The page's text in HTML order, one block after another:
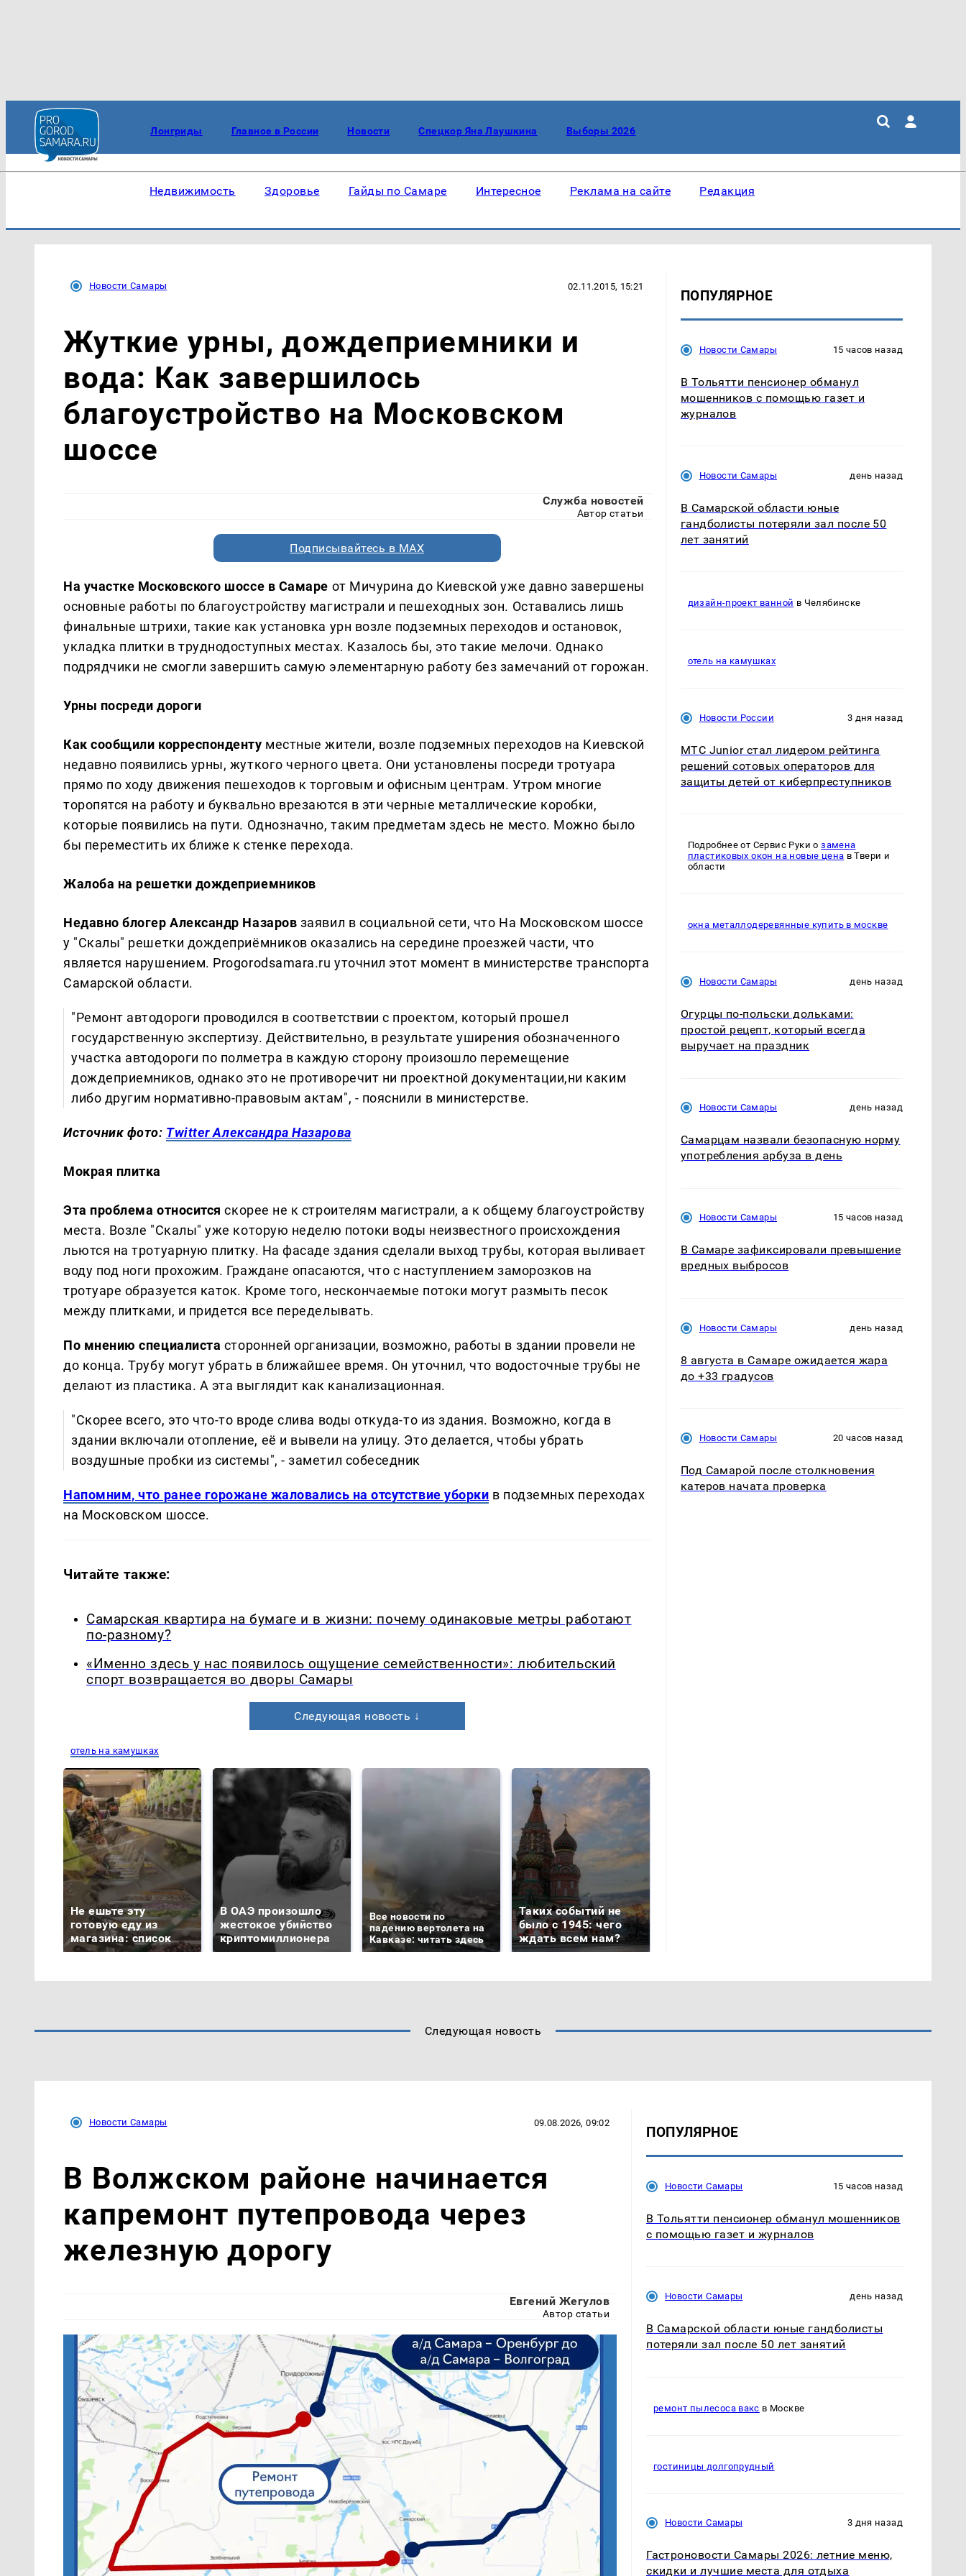
Лонгриды Главное в России Новости Спецкор Яна Лаушкина Выборы 2026
Недвижимость Здоровье Гайды по Самаре Интересное Реклама на сайте Редакция
Новости Самары 02.11.2015, 15:21
Жуткие урны, дождеприемники и
вода: Как завершилось
благоустройство на Московском
шоссе
Служба новостей
Автор статьи
Подписывайтесь в MAX
На участке Московского шоссе в Самаре от Мичурина до Киевской уже давно завершены
основные работы по благоустройству магистрали и пешеходных зон. Оставались лишь
финальные штрихи, такие как установка урн возле подземных переходов и остановок,
укладка плитки в труднодоступных местах. Казалось бы, это такие мелочи. Однако
подрядчики не смогли завершить самую элементарную работу без замечаний от горожан.
Урны посреди дороги
Как сообщили корреспонденту местные жители, возле подземных переходов на Киевской
недавно появились урны, жуткого черного цвета. Они установлены посреди тротуара
прямо по ходу движения пешеходов к торговым и офисным центрам. Утром многие
торопятся на работу и буквально врезаются в эти черные металлические коробки,
которые появились на пути. Однозначно, таким предметам здесь не место. Можно было
бы переместить их ближе к стенке перехода.
Жалоба на решетки дождеприемников
Недавно блогер Александр Назаров заявил в социальной сети, что На Московском шоссе
у "Скалы" решетки дождеприёмников оказались на середине проезжей части, что
является нарушением. Progorodsamara.ru уточнил этот момент в министерстве транспорта
Самарской области.
"Ремонт автодороги проводился в соответствии с проектом, который прошел
государственную экспертизу. Действительно, в результате уширения обозначенного
участка автодороги по полметра в каждую сторону произошло перемещение
дождеприемников, однако это не противоречит ни проектной документации,ни каким
либо другим нормативно-правовым актам", - пояснили в министерстве.
Источник фото: Twitter Александра Назарова
Мокрая плитка
Эта проблема относится скорее не к строителям магистрали, а к общему благоустройству
места. Возле "Скалы" уже которую неделю потоки воды неизвестного происхождения
льются на тротуарную плитку. На фасаде здания сделали выход трубы, которая выливает
воду под ноги прохожим. Граждане опасаются, что с наступлением заморозков на
тротуаре образуется каток. Кроме того, нескончаемые потоки могут размыть песок
между плитками, и придется все переделывать.
По мнению специалиста сторонней организации, возможно, работы в здании провели не
до конца. Трубу могут убрать в ближайшее время. Он уточнил, что водосточные трубы не
делают из пластика. А эта выглядит как канализационная.
"Скорее всего, это что-то вроде слива воды откуда-то из здания. Возможно, когда в
здании включали отопление, её и вывели на улицу. Это делается, чтобы убрать
воздушные пробки из системы", - заметил собеседник
Напомним, что ранее горожане жаловались на отсутствие уборки в подземных переходах
на Московском шоссе.
Читайте также:
Самарская квартира на бумаге и в жизни: почему одинаковые метры работают
по-разному?
«Именно здесь у нас появилось ощущение семейственности»: любительский
спорт возвращается во дворы Самары
Следующая новость ↓
отель на камушках
Не ешьте эту
готовую еду из
магазина: список
В ОАЭ произошло
жестокое убийство
криптомиллионера
Все новости по
падению вертолета на
Кавказе: читать здесь
Таких событий не
было с 1945: чего
ждать всем нам?
ПОПУЛЯРНОЕ
Новости Самары 15 часов назад
В Тольятти пенсионер обманул
мошенников с помощью газет и
журналов
Новости Самары день назад
В Самарской области юные
гандболисты потеряли зал после 50
лет занятий
дизайн-проект ванной в Челябинске
отель на камушках
Новости России 3 дня назад
МТС Junior стал лидером рейтинга
решений сотовых операторов для
защиты детей от киберпреступников
Подробнее от Сервис Руки озамена
пластиковых окон на новые цена в Твери и
области
окна металлодеревянные купить в москве
Новости Самары день назад
Огурцы по‑польски дольками:
простой рецепт, который всегда
выручает на праздник
Новости Самары день назад
Самарцам назвали безопасную норму
употребления арбуза в день
Новости Самары 15 часов назад
В Самаре зафиксировали превышение
вредных выбросов
Новости Самары день назад
8 августа в Самаре ожидается жара
до +33 градусов
Новости Самары 20 часов назад
Под Самарой после столкновения
катеров начата проверка
Следующая новость
Новости Самары 09.08.2026, 09:02
В Волжском районе начинается
капремонт путепровода через
железную дорогу
Евгений Жегулов
Автор статьи
ПОПУЛЯРНОЕ
Новости Самары 15 часов назад
В Тольятти пенсионер обманул мошенников
с помощью газет и журналов
Новости Самары день назад
В Самарской области юные гандболисты
потеряли зал после 50 лет занятий
ремонт пылесоса вакс в Москве
гостиницы долгопрудный
Новости Самары 3 дня назад
Гастроновости Самары 2026: летние меню,
скидки и лучшие места для отдыха